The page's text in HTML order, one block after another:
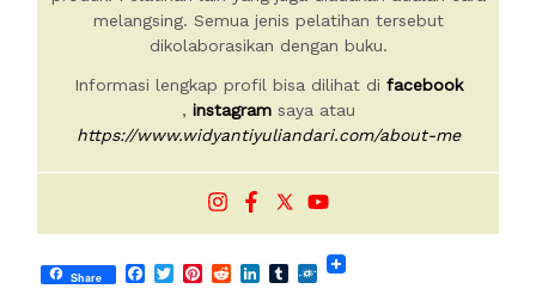
melangsing. Semua jenis pelatihan tersebut
dikolaborasikan dengan buku.
Informasi lengkap profil bisa dilihat di facebook
, instagramsaya atau
https://www.widyantiyuliandari.com/about-me
Share Facebook
TwitterPinterest
RedditLinkedIn
Tumblr
Folkd